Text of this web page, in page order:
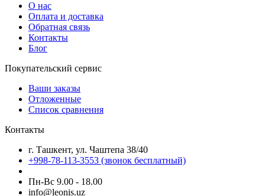
О нас
Оплата и доставка
Обратная связь
Контакты
Блог
Покупательский сервис
Ваши заказы
Отложенные
Список сравнения
Контакты
г. Ташкент, ул. Чаштепа 38/40
+998-78-113-3553 (звонок бесплатный)
Пн-Вс 9.00 - 18.00
info@leonis.uz